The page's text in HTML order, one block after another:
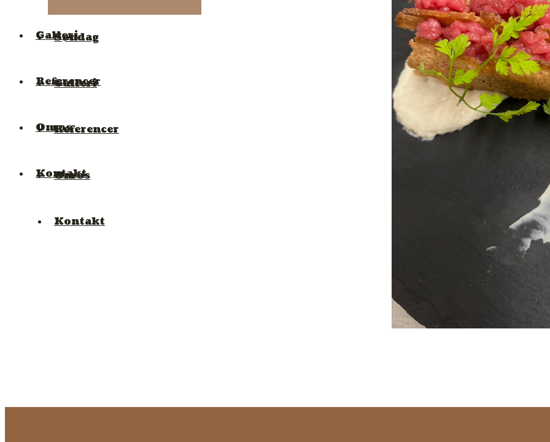
Søndag
Galleri
Referencer
Om os
Kontakt
Galleri
Referencer
Om os
Kontakt